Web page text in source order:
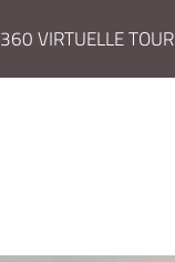
360 VIRTUELLE TOUR